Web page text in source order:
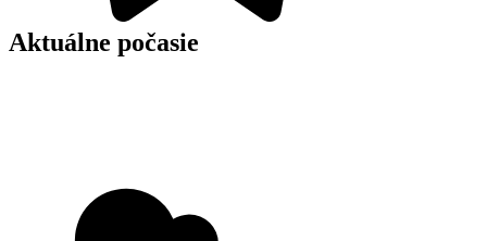
Aktuálne počasie